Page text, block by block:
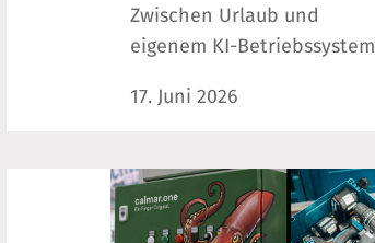
Zwischen Urlaub und
eigenem KI-Betriebssystem
17. Juni 2026